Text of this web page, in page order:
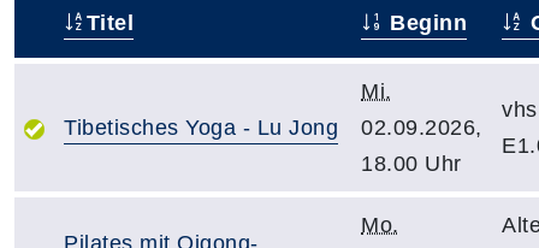
Titel Beginn
Tibetisches Yoga - Lu Jong
Mi.
02.09.2026,
18.00 Uhr
Pilates mit Qigong-
Mo.